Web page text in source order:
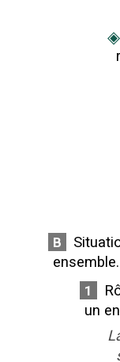
◈
B
ensemble.
1
un